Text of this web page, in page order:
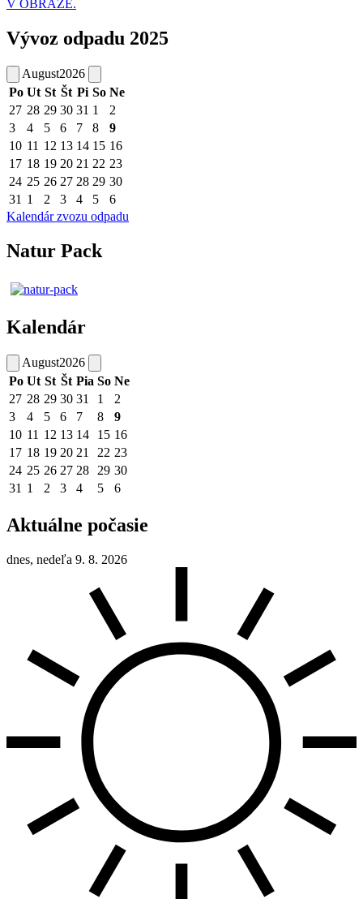
V OBRAZE.
Vývoz odpadu 2025
August2026
Po Ut St Št Pi So Ne
27 28 29 30 31 1
2
3
4 5 6 7 8
9
10 11 12 13 14 15 16
17 18 19 20 21 22 23
24 25 26 27 28 29 30
31 1 2 3 4 5
6
Kalendár zvozu odpadu
Natur Pack
Kalendár
August2026
Po Ut St Št Pia So Ne
27 28 29 30 31 1
2
3
4 5 6 7 8
9
10 11 12 13 14 15 16
17 18 19 20 21 22 23
24 25 26 27 28 29 30
31 1 2 3 4 5 6
Aktuálne počasie
dnes, nedeľa 9. 8. 2026